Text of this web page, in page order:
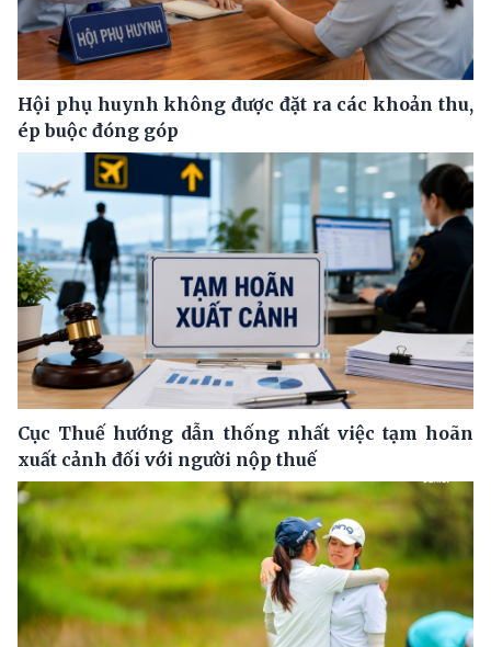
Hội phụ huynh không được đặt ra các khoản thu,
ép buộc đóng góp
Cục Thuế hướng dẫn thống nhất việc tạm hoãn
xuất cảnh đối với người nộp thuế